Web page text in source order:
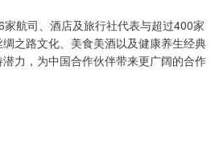
航司、酒店及旅行社代表与超过400家
之路文化、美食美酒以及健康养生经典
力，为中国合作伙伴带来更广阔的合作